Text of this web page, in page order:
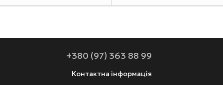
+380 (97) 363 88 99
Контактна інформація